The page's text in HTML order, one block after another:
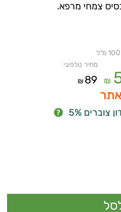
צמחי מרפא.
₪
מחיר טלפוני
89
₪
צוברים 5%